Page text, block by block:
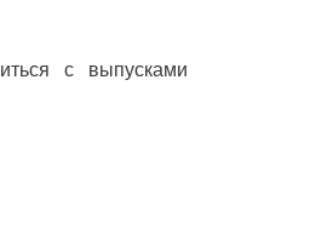
с выпусками